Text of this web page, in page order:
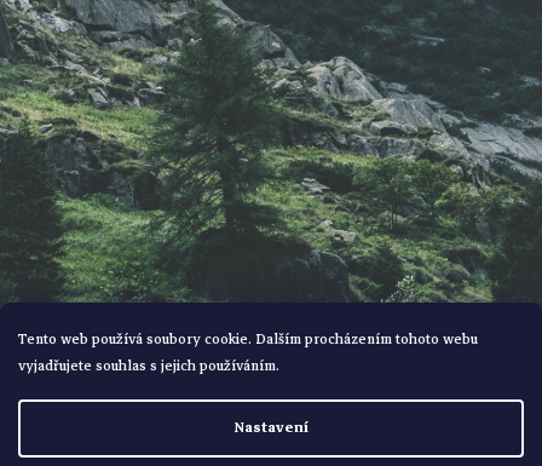
Tento web používá soubory cookie. Dalším procházením tohoto webu
vyjadřujete souhlas s jejich používáním.
Nastavení
d
a
c
í
p
r
v
í
Vytvořil Shoptet